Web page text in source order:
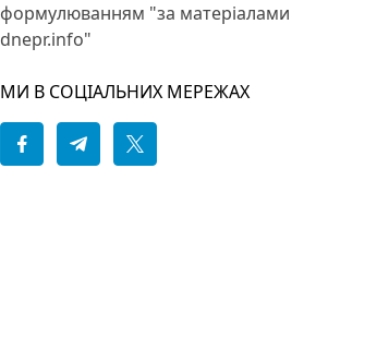
формулюванням "за матеріалами
dnepr.info"
МИ В СОЦІАЛЬНИХ МЕРЕЖАХ